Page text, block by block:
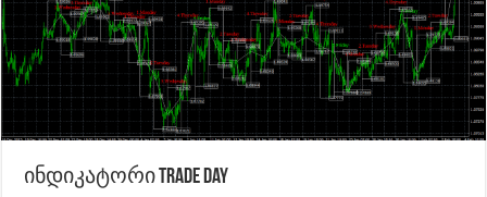
ინდიკატორი Trade Day